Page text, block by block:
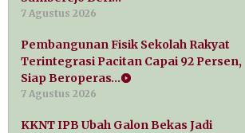
7 Agustus 2026
Pembangunan Fisik Sekolah Rakyat
Terintegrasi Pacitan Capai 92 Persen,
Siap Beroperas…
7 Agustus 2026
KKNT IPB Ubah Galon Bekas Jadi